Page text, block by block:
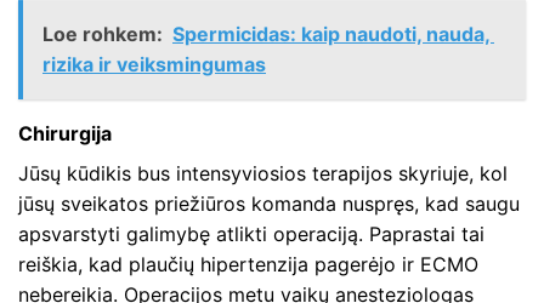
Loe rohkem: Spermicidas: kaip naudoti, nauda, ​​
rizika ir veiksmingumas
Chirurgija
Jūsų kūdikis bus intensyviosios terapijos skyriuje, kol
jūsų sveikatos priežiūros komanda nuspręs, kad saugu
apsvarstyti galimybę atlikti operaciją. Paprastai tai
reiškia, kad plaučių hipertenzija pagerėjo ir ECMO
nebereikia. Operacijos metu vaikų anesteziologas